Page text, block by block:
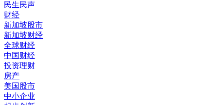
民生民声
财经
新加坡股市
新加坡财经
全球财经
中国财经
投资理财
房产
美国股市
中小企业